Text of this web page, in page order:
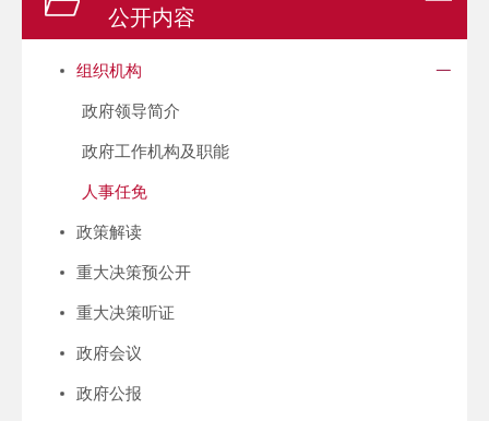
公开内容
组织机构
政府领导简介
政府工作机构及职能
人事任免
政策解读
重大决策预公开
重大决策听证
政府会议
政府公报